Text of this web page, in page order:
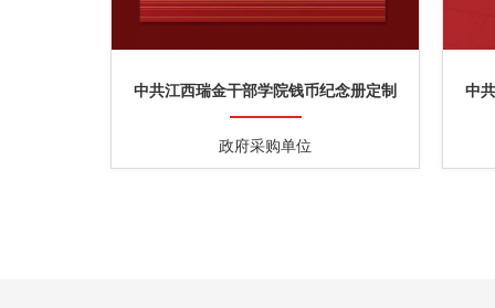
中共江西瑞金干部学院钱币纪念册定制
政府采购单位
中